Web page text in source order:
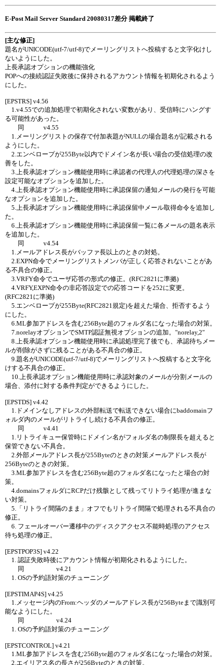
E-Post Mail Server Standard 20080317差分 掲載終了
[主な修正]
題名がUNICODE(utf-7/utf-8)でメーリングリストへ投稿すると文字化けし
ないようにした。
上長承認オプションの機能強化
POPへの接続認証失敗後に保持されるアカウント情報を初期化されるよう
にした。
[EPSTRS] v4.56
1.v4.55での追加処理で初期化されない変数があり、受信時にハングす
る可能性があった。
同 v4.55
1.メーリングリストの保存で付加表題がNULLの場合題名が記載される
ようにした。
2.エンベロープが255Byte以内でドメイン名が長い場合の受信処理の改
善をした。
3.上長承認オプション機能使用時に承認者の代理人の代理処理の深さを
設定可能なオプションを追加した。
4.上長承認オプション機能使用時に承認保留の通知メールの発行を可能
なオプションを追加した。
5.上長承認オプション機能使用時に承認保留中メール取得命令を追加し
た。
6.上長承認オプション機能使用時に承認保留一覧に各メールの題名表示
を追加した。
同 v4.54
1.メールアドレス長がバッファ長以上のときの対処。
2.EXPN命令でメーリングリストメンバが正しく応答されないことがあ
る不具合の修正。
3.VRFY命令でユーザ応答の形式の修正。(RFC2821に準拠)
4.VRFY,EXPN命令の非応答設定での応答コードを252に変更。
(RFC2821に準拠)
5.エンベロープが255Byte(RFC2821規定)を超えた場合、拒否するよう
にした。
6.ML参加アドレスを含む256Byte超のフォルダ名になった場合の対策。
7.norelayオプションでSMTP認証無視オプションの追加。"norelay,2"
8.上長承認オプション機能使用時に承認処理完了後でも、承認待ちメー
ルが削除がさずに残ることがある不具合の修正。
9.題名がUNICODE(utf-7/utf-8)でメーリングリストへ投稿すると文字化
けする不具合の修正。
10.上長承認オプション機能使用時に承認対象のメールが分割メールの
場合、添付に対する条件判定ができるようにした。
[EPSTDS] v4.42
1.ドメインなしアドレスの外部転送で転送できない場合にbaddomainフ
ォルダ内のメールがリトライし続ける不具合の修正。
同 v4.41
1.リトライキュー保管時にドメイン名がフォルダ名の制限長を超えると
保管できない不具合。
2.外部メールアドレス長が255Byteのときの対策メールアドレス長が
256Byteのときの対策。
3.ML参加アドレスを含む256Byte超のフォルダ名になったと場合の対
策。
4.domainsフォルダにRCPだけ残骸として残ってリトライ処理が進まな
い対策。
5.「リトライ間隔のまま」オフでもリトライ間隔で処理される不具合の
修正。
6. フェールオーバー遷移中のディスクアクセス不能時処理のアクセス
待ち処理の修正。
[EPSTPOP3S] v4.22
1. 認証失敗時後にアカウント情報が初期化されるようにした。
同 v4.21
1. OSの予約語対策のチューニング
[EPSTIMAP4S] v4.25
1.メッセージ内のFrom:ヘッダのメールアドレス長が256Byteまで識別可
能なようにした。
同 v4.24
1. OSの予約語対策のチューニング
[EPSTCONTROL] v4.21
1.ML参加アドレスを含む256Byte超のフォルダ名になった場合の対策。
2.エイリアス名の長さが256Byteのときの対策。